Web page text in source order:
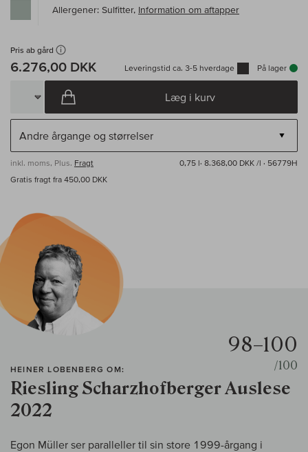
Allergener: Sulfitter, Information om aftapper
Pris ab gård
6.276,00 DKK Leveringstid ca. 3-5 hverdage På lager
Læg i kurv
inkl. moms, Plus. Fragt 0,75 l· 8.368,00 DKK /l · 56779H
Gratis fragt fra 450,00 DKK
HEINER LOBENBERG OM:
Riesling Scharzhofberger Auslese
2022
98–100
/100
Egon Müller ser paralleller til sin store 1999-årgang i